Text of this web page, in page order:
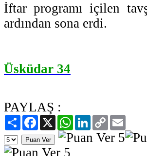
İftar programı içilen
ardından sona erdi.
Üsküdar 34
PAYLAŞ :
PaylaşFacebook
X WhatsAppLinkedIn
Copy
Link